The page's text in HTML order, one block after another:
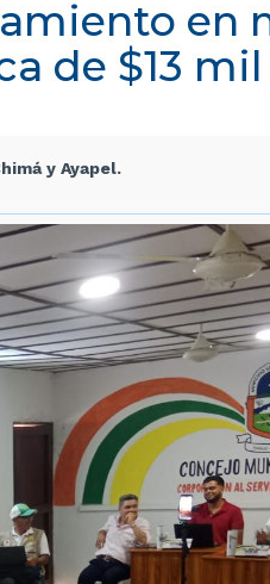
en
de $13
y Ayapel.